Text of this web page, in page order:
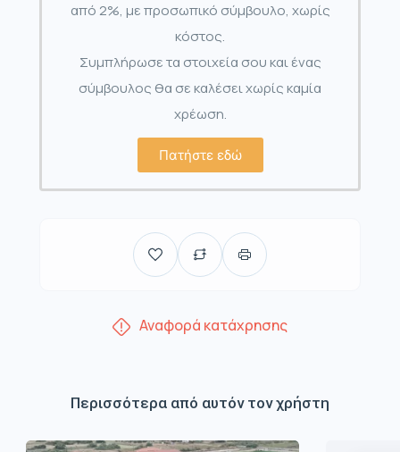
από 2%, με προσωπικό σύμβουλο, χωρίς
κόστος.
Συμπλήρωσε τα στοιχεία σου και ένας
σύμβουλος θα σε καλέσει χωρίς καμία
χρέωση.
Πατήστε εδώ
Αναφορά κατάχρησης
Περισσότερα από αυτόν τον χρήστη